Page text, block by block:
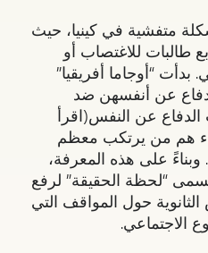
متفشية في كينيا، حيث
للاغتصاب أو
بدأت “أوجاما أفريقيا”
عن أنفسهن ضد
الدفاع عن النفس(اقرأ
هم من يرتكب معظم
وبناءً على هذه المعرفة،
“لحظة الحقيقة” لرفع
حول المواقف التي
الاجتماعي.